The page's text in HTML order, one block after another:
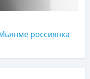
россиянка